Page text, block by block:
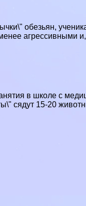
обезьян,
агрессивными
в школе с
сядут 15-20